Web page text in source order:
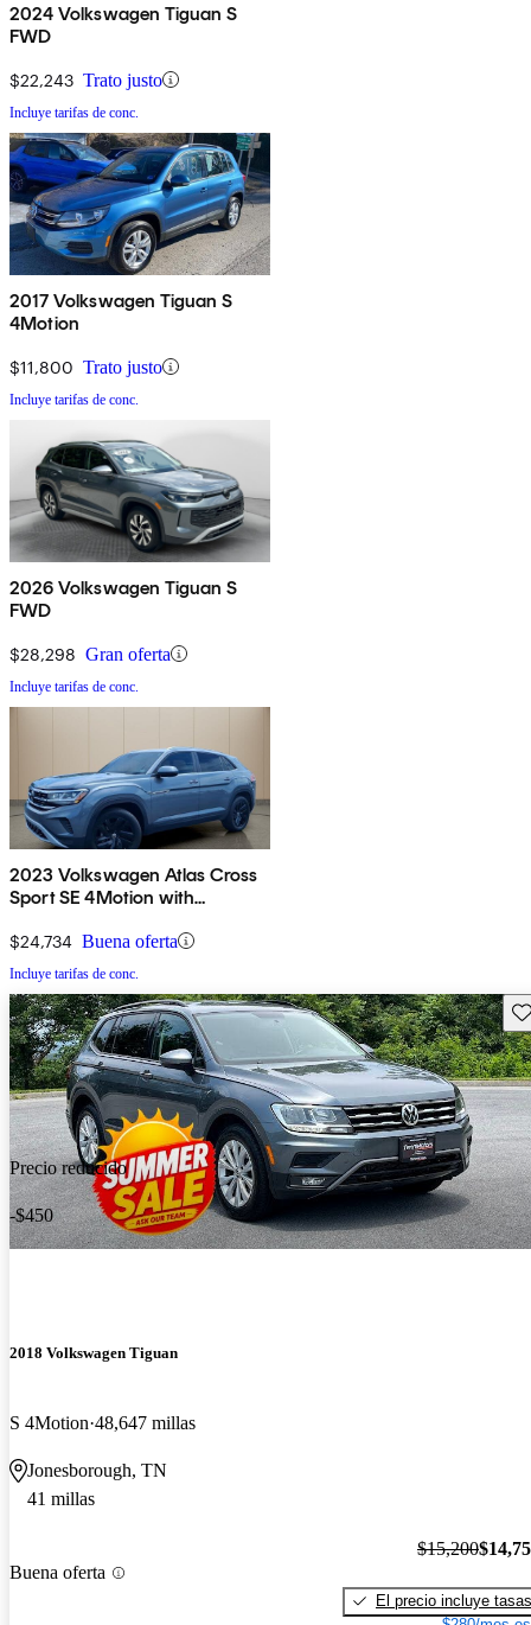
2024 Volkswagen Tiguan S
FWD
$22,243 Trato justo
Incluye tarifas de conc.
2017 Volkswagen Tiguan S
4Motion
$11,800 Trato justo
Incluye tarifas de conc.
2026 Volkswagen Tiguan S
FWD
$28,298 Gran oferta
Incluye tarifas de conc.
2023 Volkswagen Atlas Cross
Sport SE 4Motion with
$24,734 Buena oferta
Incluye tarifas de conc.
Precio reducido
-$450
2018 Volkswagen Tiguan
S 4Motion 48,647 millas
Jonesborough, TN
41 millas
Buena oferta
$15,200
El precio incluye tasas